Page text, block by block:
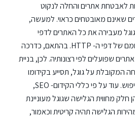
לאבטחת אתרים והחלה לנקוט
שאינם מאובטחים כראוי. למעשה,
מעבירה את כל האתרים לדפי
HTTPS מאובטחים, במקומם של דפי ה- HTTP. בהתאם, כדרכה
שפועלים לפי רצונותיה. לכן, בניית
המקובלת על גוגל, תסייע בקידומו
האורגני לראש רשימות החיפוש. עוד על פי כללי הקידום- SEO,
חלק מחווית הגלישה שגוגל מעוניינת
הגלישה תהיה קריטית וכאמור,